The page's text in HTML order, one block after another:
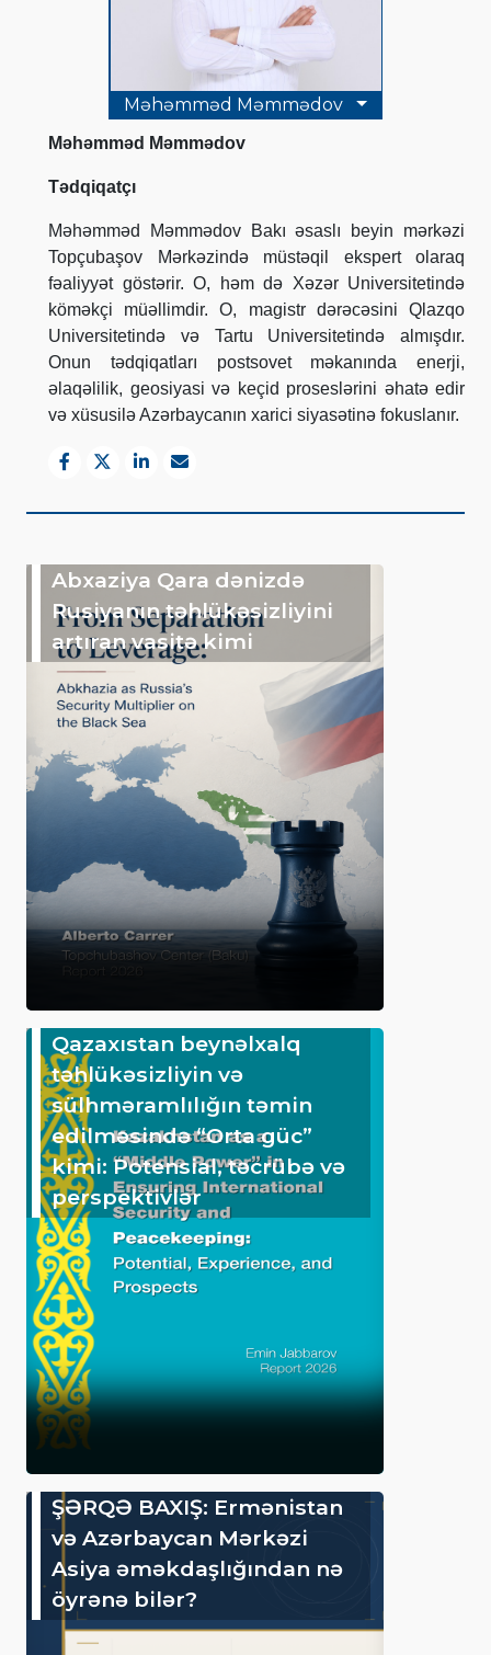
Məhəmməd Məmmədov
Məhəmməd Məmmədov
Tədqiqatçı
Məhəmməd Məmmədov Bakı əsaslı beyin mərkəzi
Topçubaşov Mərkəzində müstəqil ekspert olaraq
fəaliyyət göstərir. O, həm də Xəzər Universitetində
köməkçi müəllimdir. O, magistr dərəcəsini Qlazqo
Universitetində və Tartu Universitetində almışdır.
Onun tədqiqatları postsovet məkanında enerji,
əlaqəlilik, geosiyasi və keçid proseslərini əhatə edir
və xüsusilə Azərbaycanın xarici siyasətinə fokuslanır.
Abxaziya Qara dənizdə
Rusiyanın təhlükəsizliyini
artıran vasitə kimi
Qazaxıstan beynəlxalq
təhlükəsizliyin və
sülhməramlılığın təmin
edilməsində “Orta güc”
kimi: Potensial, təcrübə və
perspektivlər
ŞƏRQƏ BAXIŞ: Ermənistan
və Azərbaycan Mərkəzi
Asiya əməkdaşlığından nə
öyrənə bilər?